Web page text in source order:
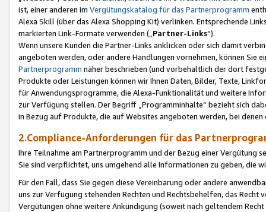
ist, einer anderen im Vergütungskatalog für das Partnerprogramm
Alexa Skill (über das Alexa Shopping Kit) verlinken. Entsprechende
markierten Link-Formate verwenden („ Partner-Links“).
Wenn unsere Kunden die Partner-Links anklicken oder sich damit
angeboten werden, oder andere Handlungen vornehmen, können Sie
Partnerprogramm näher beschrieben (und vorbehaltlich der dort
Produkte oder Leistungen können wir Ihnen Daten, Bilder, Texte,
für Anwendungsprogramme, die Alexa-Funktionalität und weitere
zur Verfügung stellen. Der Begriff „Programminhalte“ bezieht sich
in Bezug auf Produkte, die auf Websites angeboten werden, bei
2.Compliance-Anforderungen für das
Ihre Teilnahme am Partnerprogramm und der Bezug einer Vergütung
Sie sind verpflichtet, uns umgehend alle Informationen zu geben, die
Für den Fall, dass Sie gegen diese Vereinbarung oder andere
uns zur Verfügung stehenden Rechten und Rechtsbehelfen, das
Vergütungen ohne weitere Ankündigung (soweit nach geltendem